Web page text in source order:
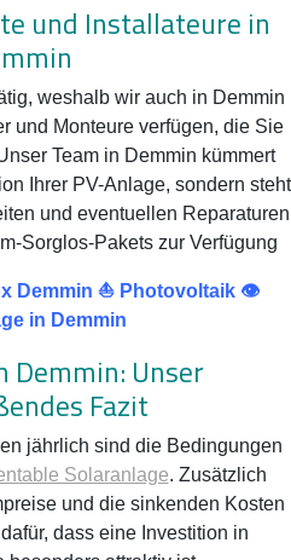
und Installateure in
weshalb wir auch in Demmin
und Monteure verfügen, die Sie
Team in Demmin kümmert
Ihrer PV-Anlage, sondern steht
und eventuellen Reparaturen
Sorglos-Pakets zur Verfügung
Demmin ⛵ Photovoltaik 👁️
in Demmin
Demmin: Unser
Fazit
jährlich sind die Bedingungen
Solaranlage. Zusätzlich
und die sinkenden Kosten
dass eine Investition in